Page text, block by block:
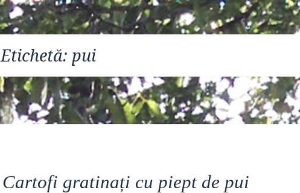
Etichetă: pui
Cartofi gratinați cu piept de pui